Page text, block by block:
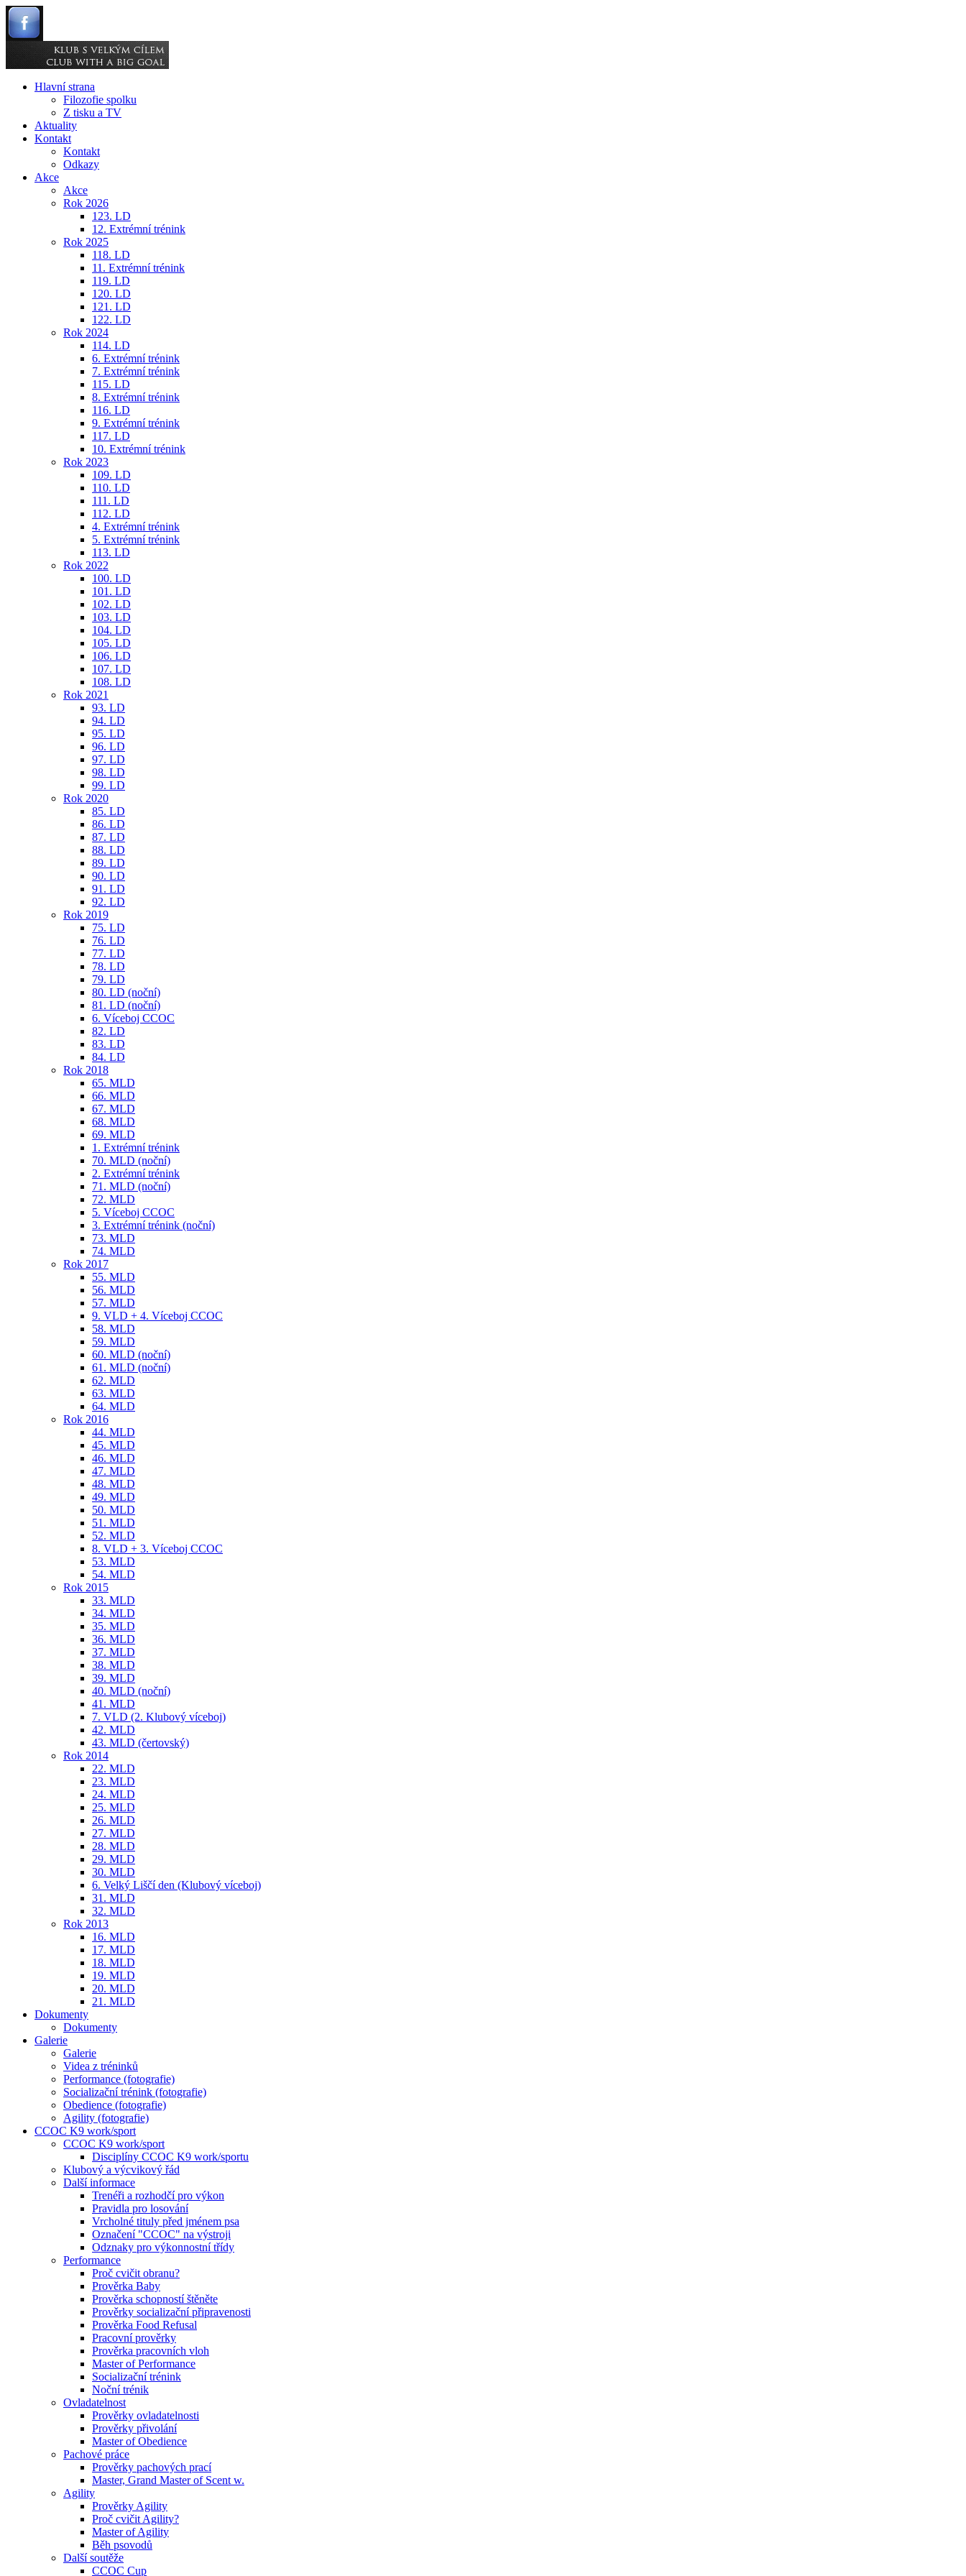
Hlavní strana
Filozofie spolku
Z tisku a TV
Aktuality
Kontakt
Kontakt
Odkazy
Akce
Akce
Rok 2026
123. LD
12. Extrémní trénink
Rok 2025
118. LD
11. Extrémní trénink
119. LD
120. LD
121. LD
122. LD
Rok 2024
114. LD
6. Extrémní trénink
7. Extrémní trénink
115. LD
8. Extrémní trénink
116. LD
9. Extrémní trénink
117. LD
10. Extrémní trénink
Rok 2023
109. LD
110. LD
111. LD
112. LD
4. Extrémní trénink
5. Extrémní trénink
113. LD
Rok 2022
100. LD
101. LD
102. LD
103. LD
104. LD
105. LD
106. LD
107. LD
108. LD
Rok 2021
93. LD
94. LD
95. LD
96. LD
97. LD
98. LD
99. LD
Rok 2020
85. LD
86. LD
87. LD
88. LD
89. LD
90. LD
91. LD
92. LD
Rok 2019
75. LD
76. LD
77. LD
78. LD
79. LD
80. LD (noční)
81. LD (noční)
6. Víceboj CCOC
82. LD
83. LD
84. LD
Rok 2018
65. MLD
66. MLD
67. MLD
68. MLD
69. MLD
1. Extrémní trénink
70. MLD (noční)
2. Extrémní trénink
71. MLD (noční)
72. MLD
5. Víceboj CCOC
3. Extrémní trénink (noční)
73. MLD
74. MLD
Rok 2017
55. MLD
56. MLD
57. MLD
9. VLD + 4. Víceboj CCOC
58. MLD
59. MLD
60. MLD (noční)
61. MLD (noční)
62. MLD
63. MLD
64. MLD
Rok 2016
44. MLD
45. MLD
46. MLD
47. MLD
48. MLD
49. MLD
50. MLD
51. MLD
52. MLD
8. VLD + 3. Víceboj CCOC
53. MLD
54. MLD
Rok 2015
33. MLD
34. MLD
35. MLD
36. MLD
37. MLD
38. MLD
39. MLD
40. MLD (noční)
41. MLD
7. VLD (2. Klubový víceboj)
42. MLD
43. MLD (čertovský)
Rok 2014
22. MLD
23. MLD
24. MLD
25. MLD
26. MLD
27. MLD
28. MLD
29. MLD
30. MLD
6. Velký Liščí den (Klubový víceboj)
31. MLD
32. MLD
Rok 2013
16. MLD
17. MLD
18. MLD
19. MLD
20. MLD
21. MLD
Dokumenty
Dokumenty
Galerie
Galerie
Videa z tréninků
Performance (fotografie)
Socializační trénink (fotografie)
Obedience (fotografie)
Agility (fotografie)
CCOC K9 work/sport
CCOC K9 work/sport
Disciplíny CCOC K9 work/sportu
Klubový a výcvikový řád
Další informace
Trenéři a rozhodčí pro výkon
Pravidla pro losování
Vrcholné tituly před jménem psa
Označení "CCOC" na výstroji
Odznaky pro výkonnostní třídy
Performance
Proč cvičit obranu?
Prověrka Baby
Prověrka schopností štěněte
Prověrky socializační připravenosti
Prověrka Food Refusal
Pracovní prověrky
Prověrka pracovních vloh
Master of Performance
Socializační trénink
Noční trénik
Ovladatelnost
Prověrky ovladatelnosti
Prověrky přivolání
Master of Obedience
Pachové práce
Prověrky pachových prací
Master, Grand Master of Scent w.
Agility
Prověrky Agility
Proč cvičit Agility?
Master of Agility
Běh psovodů
Další soutěže
CCOC Cup